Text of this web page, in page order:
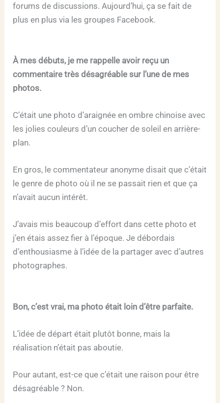
forums de discussions. Aujourd’hui, ça se fait de
plus en plus via les groupes Facebook.
À mes débuts, je me rappelle avoir reçu un
commentaire très désagréable sur l’une de mes
photos.
C’était une photo d’araignée en ombre chinoise avec
les jolies couleurs d’un coucher de soleil en arrière-
plan.
En gros, le commentateur anonyme disait que c’était
le genre de photo où il ne se passait rien et que ça
n’avait aucun intérêt.
J’avais mis beaucoup d’effort dans cette photo et
j’en étais assez fier à l’époque. Je débordais
d’enthousiasme à l’idée de la partager avec d’autres
photographes.
Bon, c’est vrai, ma photo était loin d’être parfaite.
L’idée de départ était plutôt bonne, mais la
réalisation n’était pas aboutie.
Pour autant, est-ce que c’était une raison pour être
désagréable ? Non.